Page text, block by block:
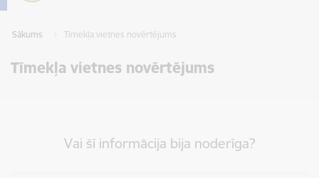
Sākums Tīmekļa vietnes novērtējums
Tīmekļa vietnes novērtējums
Vai šī informācija bija noderīga?